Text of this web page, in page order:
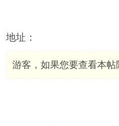
地址：
游客，如果您要查看本帖